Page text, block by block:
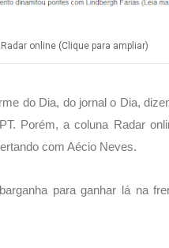
online (Clique para ampliar)
do Dia, do jornal o Dia,
Porém, a coluna Radar
com Aécio Neves.
para ganhar lá na